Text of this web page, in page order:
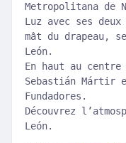
Metropolitana de
Luz avec ses
mât du drapeau,
León.
En haut au
Sebastián Mártir
Fundadores.
Découvrez
León.